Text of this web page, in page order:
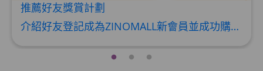
推薦好友獎賞計劃
介紹好友登記成為ZINOMALL新會員並成功購物，您即可獲得$50Mall Dollar現金回贈，你的好友亦可同時獲得$50Mall Dollar現金回贈。 **舊會員必須完成首張訂單才可開通邀請好友獎賞計劃** 1. 舊會員可於 我的帳戶>>>邀請好友獎賞 中找到 好友推薦碼 (紅圈位置) 2. 會員可複製好友推薦碼並透過 Whatsapp / Facebook / Email分享給自己好友。推薦好友次數不限，介紹愈多新朋友，可獲得愈多Mall Dollar現金回贈。 3. 好友